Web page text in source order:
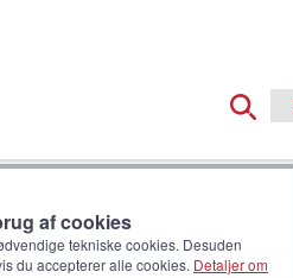
af cookies
tekniske cookies. Desuden
du accepterer alle cookies. Detaljer om